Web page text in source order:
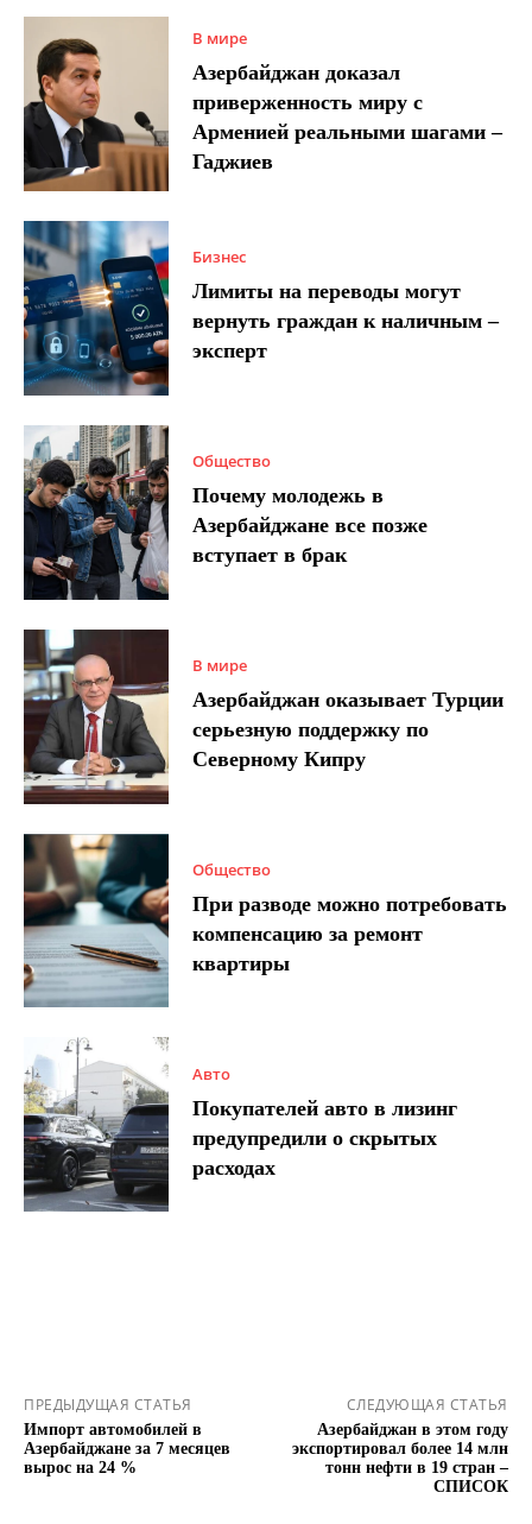
В мире
Азербайджан доказал
приверженность миру с
Арменией реальными шагами –
Гаджиев
Бизнес
Лимиты на переводы могут
вернуть граждан к наличным –
эксперт
Общество
Почему молодежь в
Азербайджане все позже
вступает в брак
В мире
Азербайджан оказывает Турции
серьезную поддержку по
Северному Кипру
Общество
При разводе можно потребовать
компенсацию за ремонт
квартиры
Авто
Покупателей авто в лизинг
предупредили о скрытых
расходах
ПРЕДЫДУЩАЯ СТАТЬЯ
Импорт автомобилей в
Азербайджане за 7 месяцев
вырос на 24 %
СЛЕДУЮЩАЯ СТАТЬЯ
Азербайджан в этом году
экспортировал более 14 млн
тонн нефти в 19 стран –
СПИСОК